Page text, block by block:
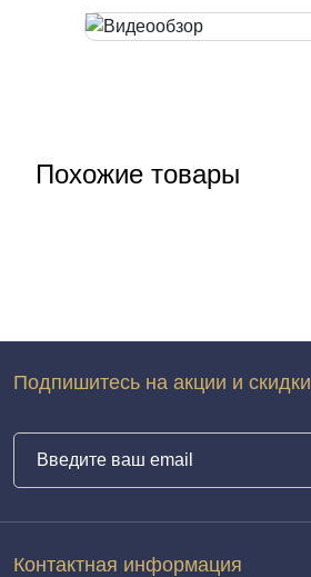
Похожие товары
Контактная информация
Подпишитесь на акции и скидки